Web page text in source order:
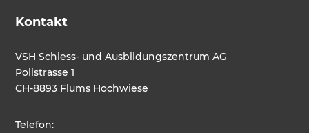
Kontakt
VSH Schiess- und Ausbildungszentrum AG
Polistrasse 1
CH-8893 Flums Hochwiese
Telefon: